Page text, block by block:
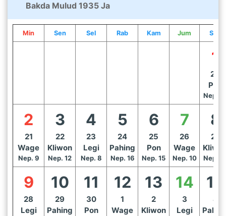
Bakda Mulud 1935 Ja
Min Sen Sel Rab Kam Jum Sab
1
20
Pon
Nep.
2
21
Wage
Nep. 9
3
22
Kliwon
Nep. 12
4
23
Legi
Nep. 8
5
24
Pahing
Nep. 16
6
25
Pon
Nep. 15
7
26
Wage
Nep. 10
8
27
Nep.
9
28
Legi
10
29
Pahing
11
30
Pon
12
1
Wage
13
2
Kliwon
14
3
Legi
15
4